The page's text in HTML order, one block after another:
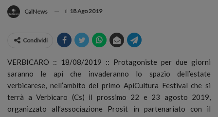
CalNews il 18 Ago 2019
Condividi
VERBICARO :: 18/08/2019 :: Protagoniste per due giorni
saranno le api che invaderanno lo spazio dell’estate
verbicarese, nell’ambito del primo ApiCultura Festival che si
terrà a Verbicaro (Cs) il prossimo 22 e 23 agosto 2019,
organizzato all’associazione Prosit in partenariato con il